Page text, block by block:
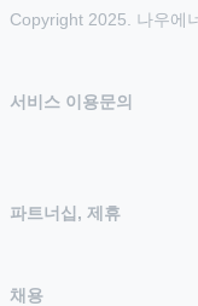
Copyright 2025. 나우에
서비스 이용문의
파트너십, 제휴
채용